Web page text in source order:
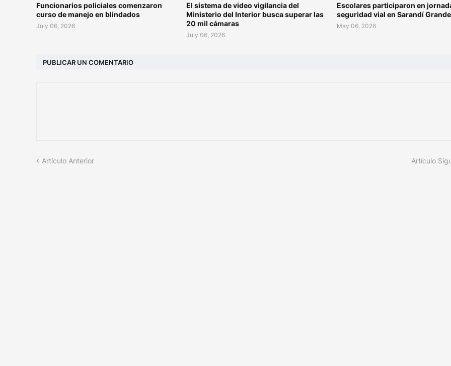
Funcionarios policiales comenzaron
curso de manejo en blindados
July 06, 2026
El sistema de video vigilancia del
Ministerio del Interior busca superar las
20 mil cámaras
July 06, 2026
Escolares participaron en
seguridad vial en Sarandí Grande
May 06, 2026
PUBLICAR UN COMENTARIO
Artículo Anterior Artículo